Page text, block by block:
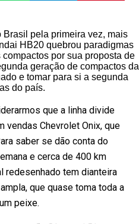
Brasil pela primeira vez, mais
HB20 quebrou paradigmas
por sua proposta de
geração de compactos da
e tomar para si a segunda
do país.
que a linha divide
Chevrolet Onix, que
saber se dão conta do
e cerca de 400 km
redesenhado tem dianteira
que quase toma toda a
peixe.